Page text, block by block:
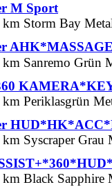
M Sport
Storm Bay
Sanremo Grün
Periklasgrün
Syscraper Grau
Black Sapphire